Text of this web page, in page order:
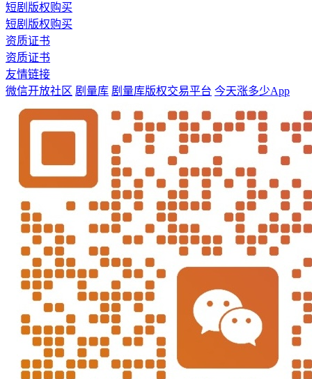
短剧版权购买
短剧版权购买
资质证书
资质证书
友情链接
微信开放社区 剧量库 剧量库版权交易平台 今天涨多少App